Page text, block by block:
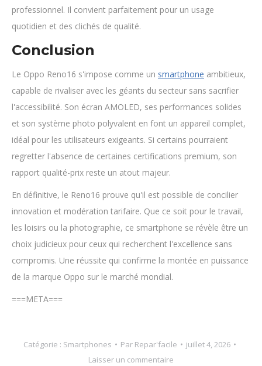
professionnel. Il convient parfaitement pour un usage
quotidien et des clichés de qualité.
Conclusion
Le Oppo Reno16 s'impose comme un smartphone ambitieux,
capable de rivaliser avec les géants du secteur sans sacrifier
l'accessibilité. Son écran AMOLED, ses performances solides
et son système photo polyvalent en font un appareil complet,
idéal pour les utilisateurs exigeants. Si certains pourraient
regretter l'absence de certaines certifications premium, son
rapport qualité-prix reste un atout majeur.
En définitive, le Reno16 prouve qu'il est possible de concilier
innovation et modération tarifaire. Que ce soit pour le travail,
les loisirs ou la photographie, ce smartphone se révèle être un
choix judicieux pour ceux qui recherchent l'excellence sans
compromis. Une réussite qui confirme la montée en puissance
de la marque Oppo sur le marché mondial.
===META===
Catégorie : Smartphones Par Repar'facile
juillet 4, 2026
Laisser un commentaire